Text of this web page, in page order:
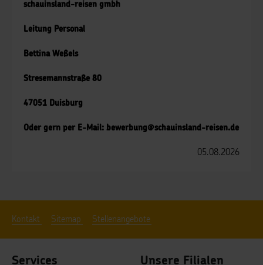
schauinsland-reisen gmbh
Leitung Personal
Bettina Weßels
Stresemannstraße 80
47051 Duisburg
Oder gern per E-Mail: bewerbung@schauinsland-reisen.de
05.08.2026
Kontakt Sitemap Stellenangebote
Services Unsere Filialen